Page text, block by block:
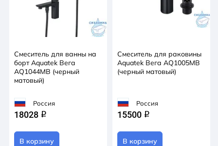
Смеситель для ванны на
борт Aquatek Вега
AQ1044MB (черный
матовый)
Россия
18028 q
В корзину
Смеситель для раковины
Aquatek Вега AQ1005MB
(черный матовый)
Россия
15500 q
В корзину